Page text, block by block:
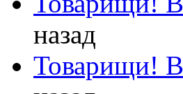
назад
Товарищи!